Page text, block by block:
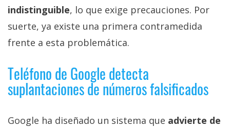
indistinguible, lo que exige precauciones. Por
suerte, ya existe una primera contramedida
frente a esta problemática.
Teléfono de Google detecta
suplantaciones de números falsificados
Google ha diseñado un sistema que advierte de